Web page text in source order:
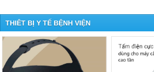
THIÊT BỊ Y TẾ BỆNH VIỆN